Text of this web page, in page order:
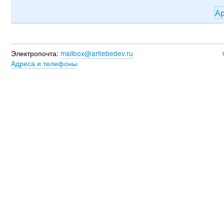
Электропочта: mailbox@artlebedev.ru
Адреса и телефоны